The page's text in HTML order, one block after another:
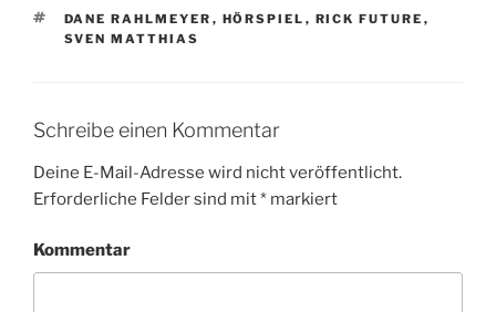
SCHLAGWÖRTER
DANE RAHLMEYER , HÖRSPIEL , RICK FUTURE ,
SVEN MATTHIAS
Schreibe einen Kommentar
Deine E-Mail-Adresse wird nicht veröffentlicht.
Erforderliche Felder sind mit* markiert
Kommentar